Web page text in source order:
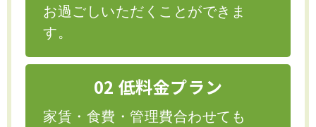
お過ごしいただくことができま
す。
02 低料金プラン
家賃・食費・管理費合わせても